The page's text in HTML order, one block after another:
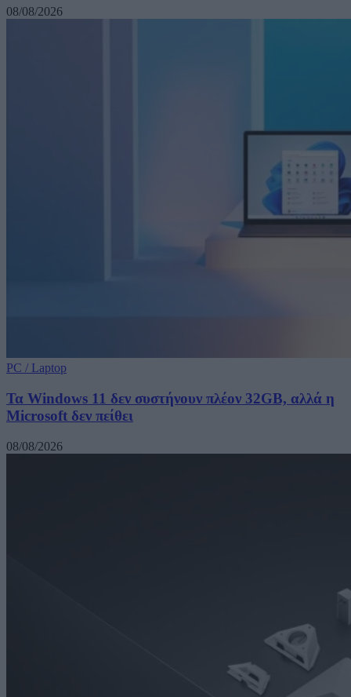
08/08/2026
PC / Laptop
Τα Windows 11 δεν συστήνουν πλέον 32GB, αλλά η
Microsoft δεν πείθει
08/08/2026